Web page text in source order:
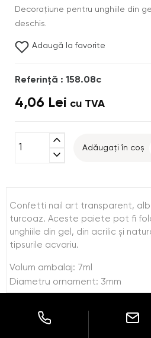
Decoraţiune pentru unghiile din
deschis.
Adaugă la favorite
Referinţă : 158.08c
4,06 Lei cu TVA
expand_less
expand_more
Adăugați în coș
Confetti nail art transparent,
turcoaz. Aceste paiete pot fi
unghiile din gel, din acrilic şi
tipsurile acvariu.
Volum ambalaj: 7ml
Diametru ornament: 3mm